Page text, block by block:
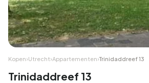
Kopen›Utrecht›Appartementen›Trinidaddreef 13
Trinidaddreef 13